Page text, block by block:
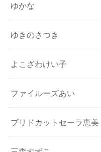
ゆかな
ゆきのさつき
よこざわけい子
ファイルーズあい
ブリドカットセーラ恵美